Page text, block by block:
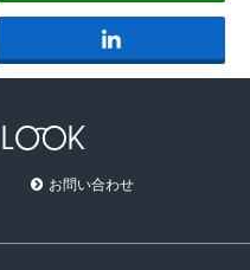
お問い合わせ